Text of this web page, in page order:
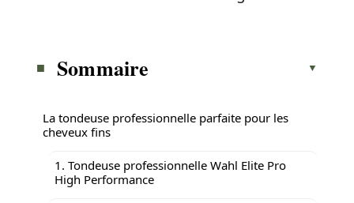
Sommaire
La tondeuse professionnelle parfaite pour les
cheveux fins
1. Tondeuse professionnelle Wahl Elite Pro
High Performance